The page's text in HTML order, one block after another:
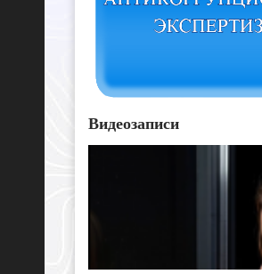
Видеозаписи